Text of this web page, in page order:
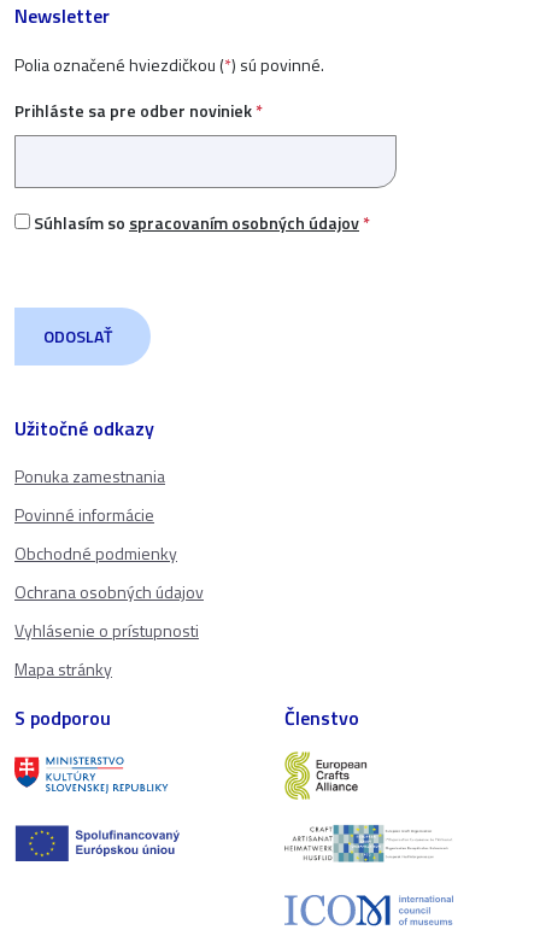
Užitočné odkazy
Ponuka zamestnania
Povinné informácie
Obchodné podmienky
Ochrana osobných údajov
Vyhlásenie o prístupnosti
Mapa stránky
Newsletter
Polia označené hviezdičkou (*) sú povinné.
Prihláste sa pre odber noviniek*
Súhlasím so spracovaním osobných údajov*
S podporou Členstvo